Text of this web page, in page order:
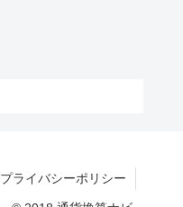
プライバシーポリシー